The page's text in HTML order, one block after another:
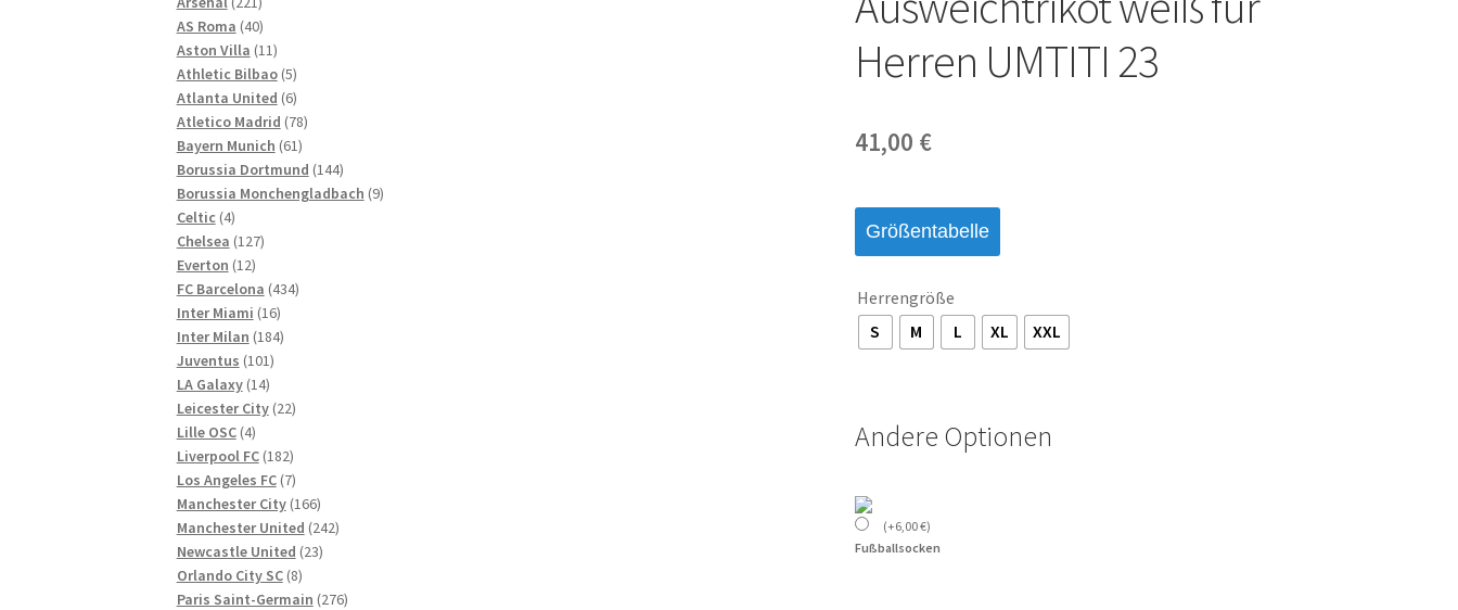
Herren UMTITI 23
41,00 €
Größentabelle
Herrengröße
S
M L XL XXL
Andere Optionen
(+6,00€)
Fußballsocken
Produkte
AS Roma 4040
Produkte
Aston Villa 1111
Produkte
Athletic Bilbao 55
Produkte
Atlanta United 66
Produkte
Atletico Madrid 7878
Bayern Munich 6161
Produkte
Borussia Dortmund 144144
Produkte
Borussia Monchengladbach 99
Celtic 44
Produkte
Chelsea 127127
Everton 1212
Produkte
FC Barcelona 434434
Inter Miami 1616
Produkte
Inter Milan 184184
Juventus 101101
Produkte
LA Galaxy 1414
Produkte
Leicester City 2222
Lille OSC 44
Produkte
Liverpool FC 182182
Produkte
Los Angeles FC 77
Produkte
Manchester City 166166
Produkte
Manchester United 242242
Newcastle United 2323
Orlando City SC 88
Produkte
Paris Saint-Germain 276276